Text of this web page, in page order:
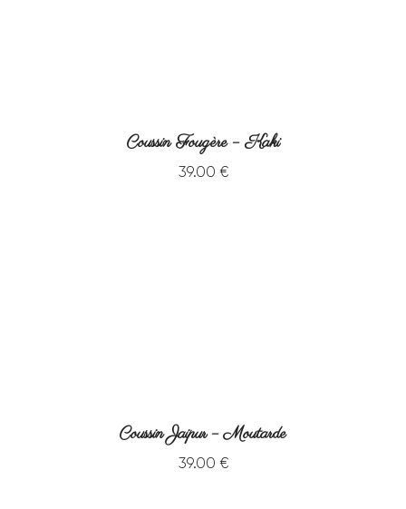
Coussin Fougère – Kaki
39.00 €
Coussin Jaipur – Moutarde
39.00 €